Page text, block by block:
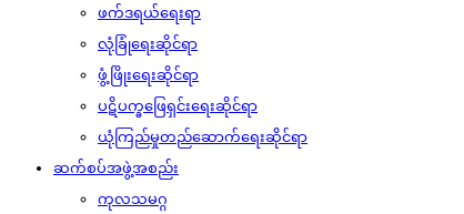
ဖက်ဒရယ်ရေးရာ
လုံခြုံရေးဆိုင်ရာ
ဖွံ့ဖြိုးရေးဆိုင်ရာ
ပဋိပက္ခဖြေရှင်းရေးဆိုင်ရာ
ယုံကြည်မှုတည်ဆောက်ရေးဆိုင်ရာ
ဆက်စပ်အဖွဲ့အစည်း
ကုလသမဂ္ဂ